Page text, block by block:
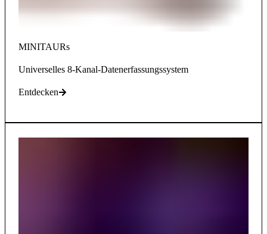
MINITAURs
Universelles 8-Kanal-Datenerfassungssystem
Entdecken